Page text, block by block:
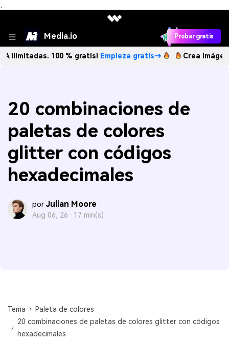
、
Media.io Probar gratis
100 % gratis!Empieza gratis→ Crea imágenes IA
20 combinaciones de
paletas de colores
glitter con códigos
hexadecimales
por Julian Moore
Aug 06, 26 · 17 min(s)
Tema
Paleta de colores
20 combinaciones de paletas de colores glitter con códigos
hexadecimales